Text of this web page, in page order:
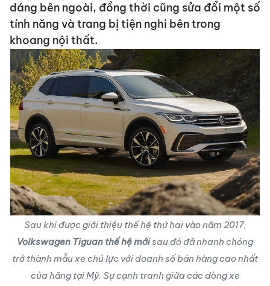
dáng bên ngoài, đồng thời cũng sửa đổi một số
tính năng và trang bị tiện nghi bên trong
khoang nội thất.
Sau khi được giới thiệu thế hệ thứ hai vào năm 2017,
Volkswagen Tiguan thế hệ mớisau đó đã nhanh chóng
trở thành mẫu xe chủ lực với doanh số bán hàng cao nhất
của hãng tại Mỹ. Sự cạnh tranh giữa các dòng xe